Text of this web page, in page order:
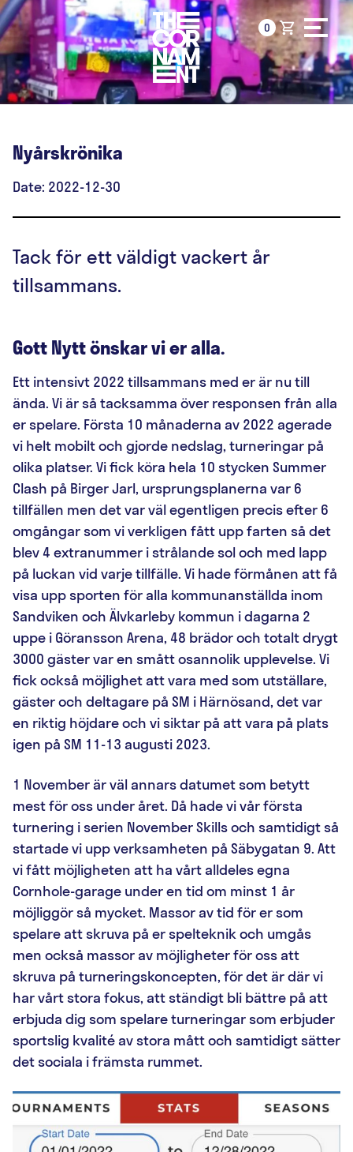
Fortsätt
till
innehållet
0 shopping_cart
Nyårskrönika
Date: 2022-12-30
Tack för ett väldigt vackert år
tillsammans.
Gott Nytt önskar vi er alla.
Ett intensivt 2022 tillsammans med er är nu till
ända. Vi är så tacksamma över responsen från alla
er spelare. Första 10 månaderna av 2022 agerade
vi helt mobilt och gjorde nedslag, turneringar på
olika platser. Vi fick köra hela 10 stycken Summer
Clash på Birger Jarl, ursprungsplanerna var 6
tillfällen men det var väl egentligen precis efter 6
omgångar som vi verkligen fått upp farten så det
blev 4 extranummer i strålande sol och med lapp
på luckan vid varje tillfälle. Vi hade förmånen att få
visa upp sporten för alla kommunanställda inom
Sandviken och Älvkarleby kommun i dagarna 2
uppe i Göransson Arena, 48 brädor och totalt drygt
3000 gäster var en smått osannolik upplevelse. Vi
fick också möjlighet att vara med som utställare,
gäster och deltagare på SM i Härnösand, det var
en riktig höjdare och vi siktar på att vara på plats
igen på SM 11-13 augusti 2023.
1 November är väl annars datumet som betytt
mest för oss under året. Då hade vi vår första
turnering i serien November Skills och samtidigt så
startade vi upp verksamheten på Säbygatan 9. Att
vi fått möjligheten att ha vårt alldeles egna
Cornhole-garage under en tid om minst 1 år
möjliggör så mycket. Massor av tid för er som
spelare att skruva på er spelteknik och umgås
men också massor av möjligheter för oss att
skruva på turneringskoncepten, för det är där vi
har vårt stora fokus, att ständigt bli bättre på att
erbjuda dig som spelare turneringar som erbjuder
sportslig kvalité av stora mått och samtidigt sätter
det sociala i främsta rummet.